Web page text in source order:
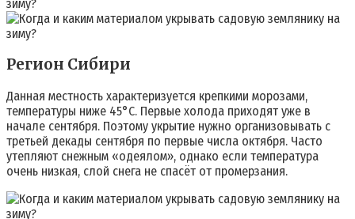
Регион Сибири
Данная местность характеризуется крепкими морозами,
температуры ниже 45°C. Первые холода приходят уже в
начале сентября. Поэтому укрытие нужно организовывать с
третьей декады сентября по первые числа октября. Часто
утепляют снежным «одеялом», однако если температура
очень низкая, слой снега не спасёт от промерзания.